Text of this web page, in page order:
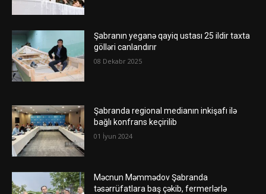
Şabranın yeganə qayiq ustası 25 ildir taxta
gölləri canlandırır
08 Dekabr 2025
Şabranda regional medianın inkişafı ilə
bağlı konfrans keçirilib
01 İyun 2024
Məcnun Məmmədov Şabranda
təsərrüfatlara baş çəkib, fermerlərlə